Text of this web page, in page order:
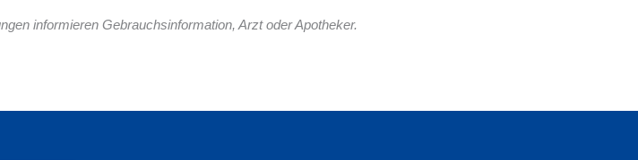
informieren Gebrauchsinformation, Arzt oder Apotheker.